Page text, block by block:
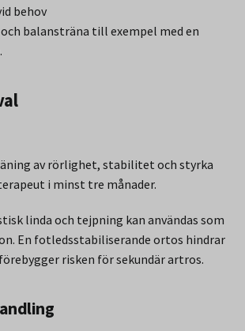
behov
balansträna till exempel med en
av rörlighet, stabilitet och styrka
i minst tre månader.
linda och tejpning kan användas som
En fotledsstabiliserande ortos hindrar
risken för sekundär artros.